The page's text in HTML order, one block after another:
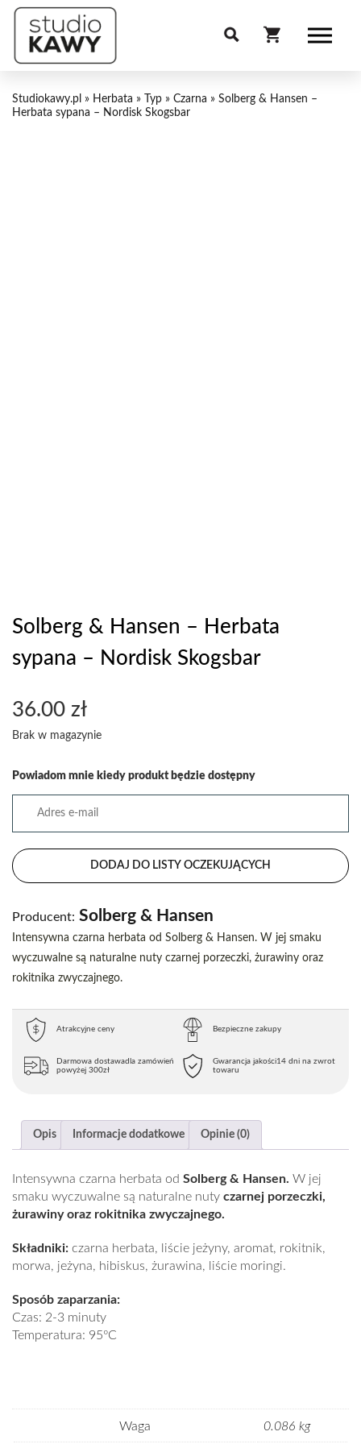
Studiokawy.pl » Herbata » Typ » Czarna » Solberg & Hansen –
Herbata sypana – Nordisk Skogsbar
Solberg & Hansen – Herbata
sypana – Nordisk Skogsbar
36.00 zł
Brak w magazynie
Powiadom mnie kiedy produkt będzie dostępny
DODAJ DO LISTY OCZEKUJĄCYCH
Producent: Solberg & Hansen
Intensywna czarna herbata od Solberg & Hansen. W jej smaku
wyczuwalne są naturalne nuty czarnej porzeczki, żurawiny oraz
rokitnika zwyczajnego.
Atrakcyjne ceny Bezpieczne zakupy
Darmowa dostawadla zamówień
powyżej 300zł
Gwarancja jakości14 dni na zwrot
towaru
Opis Informacje dodatkowe Opinie (0)
Intensywna czarna herbata od Solberg & Hansen. W jej
smaku wyczuwalne są naturalne nuty czarnej porzeczki,
żurawiny oraz rokitnika zwyczajnego.
Składniki: czarna herbata, liście jeżyny, aromat, rokitnik,
morwa, jeżyna, hibiskus, żurawina, liście moringi.
Sposób zaparzania:
Czas: 2-3 minuty
Temperatura: 95ºC
Waga 0.086 kg